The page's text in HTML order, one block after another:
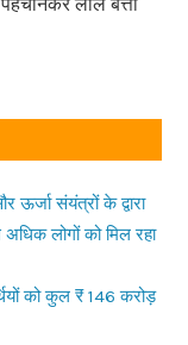
लाल बत्ती
ऊर्जा संयंत्रों के द्वारा
लोगों को मिल रहा
को कुल ₹ 146 करोड़